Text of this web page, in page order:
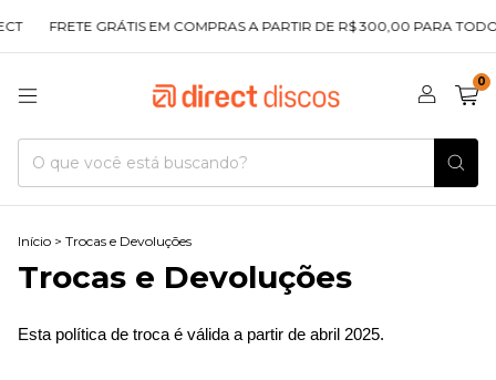
FRETE GRÁTIS EM COMPRAS A PARTIR DE R$ 300,00 PARA TODO
0
Início > Trocas e Devoluções
Trocas e Devoluções
Esta política de troca é válida a partir de abril 2025.